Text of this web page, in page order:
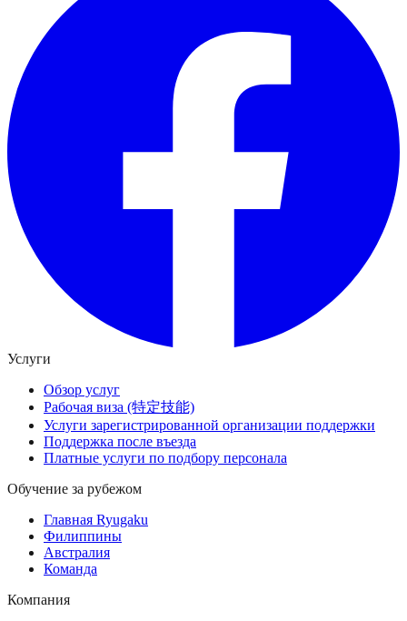
Услуги
Обзор услуг
Рабочая виза (特定技能)
Услуги зарегистрированной организации поддержки
Поддержка после въезда
Платные услуги по подбору персонала
Обучение за рубежом
Главная Ryugaku
Филиппины
Австралия
Команда
Компания